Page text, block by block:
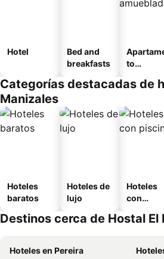
Hotel
Bed and
breakfasts
to
o
Categorías destacadas de
Manizales
Hoteles
baratos
Hoteles de
lujo
Hoteles
con
Destinos cerca de Hostal El
Hoteles en Pereira